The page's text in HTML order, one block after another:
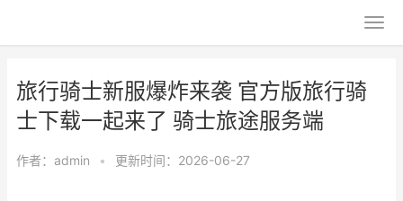
旅行骑士新服爆炸来袭 官方版旅行骑
士下载一起来了 骑士旅途服务端
作者： admin • 更新时间：2026-06-27